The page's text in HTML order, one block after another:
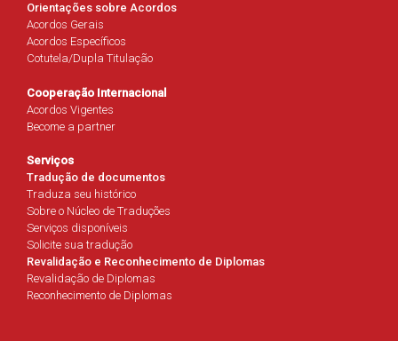
Orientações sobre Acordos
Acordos Gerais
Acordos Específicos
Cotutela/Dupla Titulação
Cooperação Internacional
Acordos Vigentes
Become a partner
Serviços
Tradução de documentos
Traduza seu histórico
Sobre o Núcleo de Traduções
Serviços disponíveis
Solicite sua tradução
Revalidação e Reconhecimento de Diplomas
Revalidação de Diplomas
Reconhecimento de Diplomas